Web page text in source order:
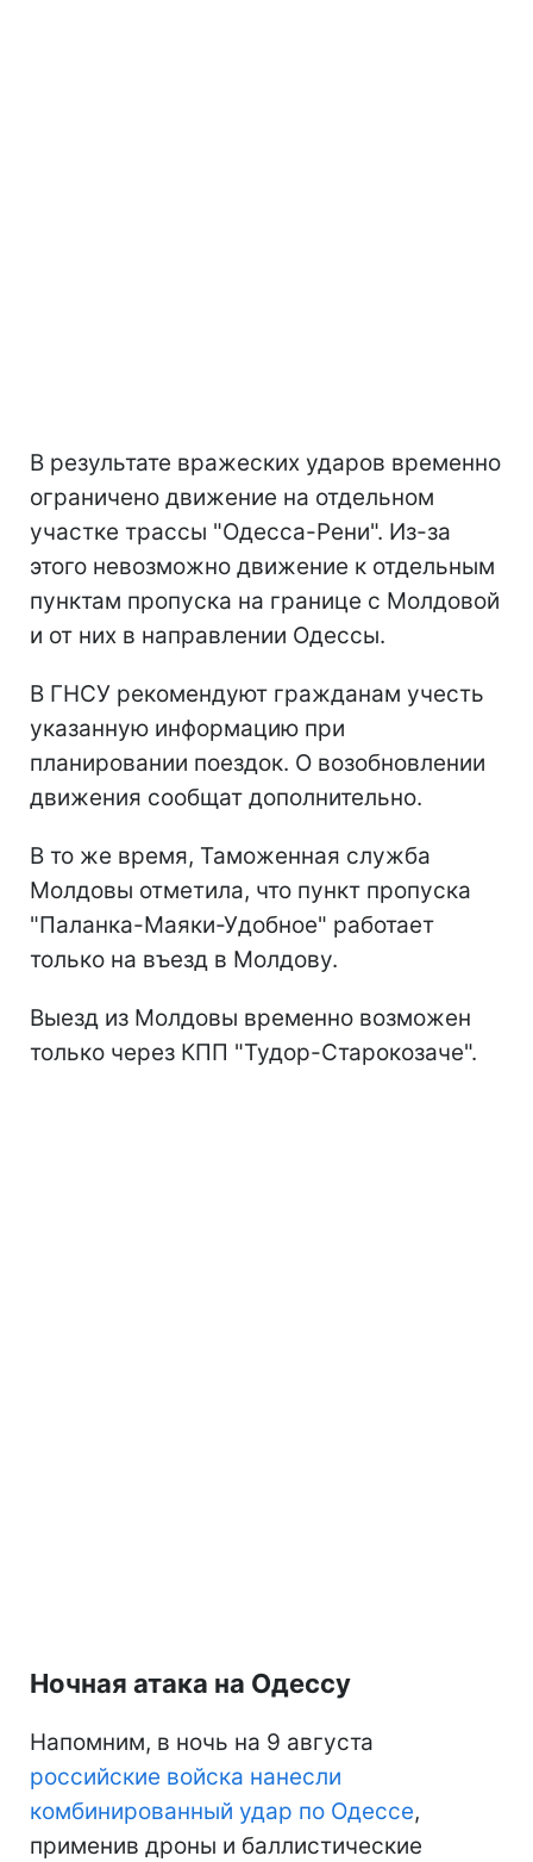
В результате вражеских ударов временно
ограничено движение на отдельном
участке трассы "Одесса-Рени". Из-за
этого невозможно движение к отдельным
пунктам пропуска на границе с Молдовой
и от них в направлении Одессы.
В ГНСУ рекомендуют гражданам учесть
указанную информацию при
планировании поездок. О возобновлении
движения сообщат дополнительно.
В то же время, Таможенная служба
Молдовы отметила, что пункт пропуска
"Паланка-Маяки-Удобное" работает
только на въезд в Молдову.
Выезд из Молдовы временно возможен
только через КПП "Тудор-Старокозаче".
Ночная атака на Одессу
Напомним, в ночь на 9 августа
российские войска нанесли
комбинированный удар по Одессе,
применив дроны и баллистические